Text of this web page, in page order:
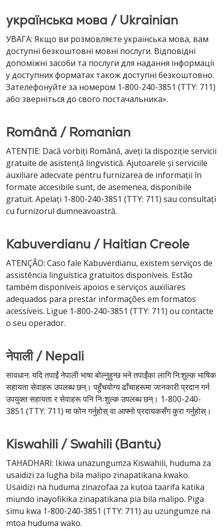
українська мова / Ukrainian
УВАГА: Якщо ви розмовляєте українська мова, вам
доступні безкоштовні мовні послуги. Відповідні
допоміжні засоби та послуги для надання інформації
у доступних форматах також доступні безкоштовно.
Зателефонуйте за номером 1-800-240-3851 (TTY: 711)
або зверніться до свого постачальника».
Română / Romanian
ATENȚIE: Dacă vorbiți Română, aveți la dispoziție servicii
gratuite de asistență lingvistică. Ajutoarele și serviciile
auxiliare adecvate pentru furnizarea de informații în
formate accesibile sunt, de asemenea, disponibile
gratuit. Apelați 1-800-240-3851 (TTY: 711) sau consultați
cu furnizorul dumneavoastră.
Kabuverdianu / Haitian Creole
ATENÇÃO: Caso fale Kabuverdianu, existem serviços de
assistência linguística gratuitos disponíveis. Estão
também disponíveis apoios e serviços auxiliares
adequados para prestar informações em formatos
acessíveis. Ligue 1-800-240-3851 (TTY: 711) ou contacte
o seu operador.
नेपाली / Nepali
सावधान: यदि तपाईं नेपाली भाषा बोल्नुहुन्छ भने तपाईंका लागि नि:शुल्क भाषिक
सहायता सेवाहरू उपलब्ध छन्। पहुँचयोग्य ढाँचाहरूमा जानकारी प्रदान गर्न
उपयुक्त सहायता र सेवाहरू पनि निःशुल्क उपलब्ध छन्। 1-800-240-
3851 (TTY: 711) मा फोन गर्नुहोस् वा आफ्नो प्रदायकसँग कुरा गर्नुहोस्।
Kiswahili / Swahili (Bantu)
TAHADHARI: Ikiwa unazungumza Kiswahili, huduma za
usaidizi za lugha bila malipo zinapatikana kwako.
Usaidizi na huduma zinazofaa za kutoa taarifa katika
miundo inayofikika zinapatikana pia bila malipo. Piga
simu kwa 1-800-240-3851 (TTY: 711) au uzungumze na
mtoa huduma wako.